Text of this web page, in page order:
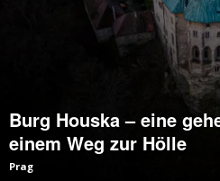
Burg Houska – eine
einem Weg zur Hölle
Prag